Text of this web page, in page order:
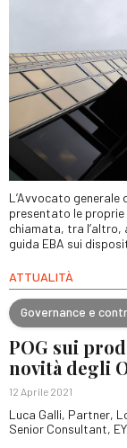
L’Avvocato generale
presentato le proprie
chiamata, tra l’altro,
guida EBA sui
ATTUALITÀ
Governance e
POG sui
novità degli
12 Aprile 2021
Luca Galli, Partner,
Senior Consultant, EY